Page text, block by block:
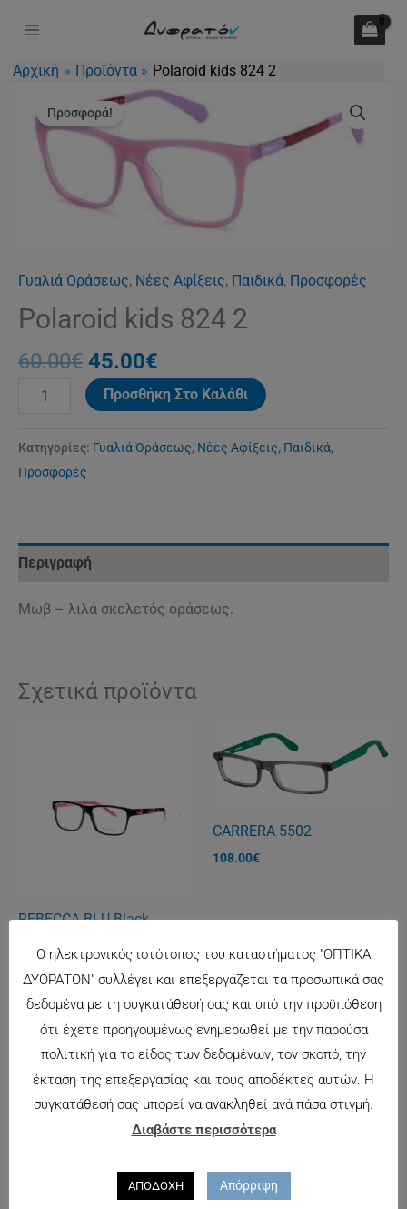
περιεχόμενο
Αρχική Προϊόντα Polaroid kids 824 2
Προσφορά!
Γυαλιά Οράσεως, Νέες Αφίξεις, Παιδικά, Προσφορές
Polaroid kids 824 2
60.00€
Original
price
was:
60.00€.
45.00€
Η
τρέχουσα
τιμή
45.00€.
kids
824
ποσότητα
Προσθήκη Στο Καλάθι
Κατηγορίες: Γυαλιά Οράσεως, Νέες Αφίξεις, Παιδικά,
Προσφορές
Περιγραφή
Μωβ – λιλά σκελετός οράσεως.
Σχετικά προϊόντα
REBECCA BLU Black
125.00€
CARRERA 5502
108.00€
POLICE 1774
Ο ηλεκτρονικός ιστότοπος του καταστήματος "ΟΠΤΙΚΑ
ΔΥΟΡΑΤΟΝ" συλλέγει και επεξεργάζεται τα προσωπικά σας
δεδομένα με τη συγκατάθεσή σας και υπό την προϋπόθεση
ότι έχετε προηγουμένως ενημερωθεί με την παρούσα
πολιτική για το είδος των δεδομένων, τον σκοπό, την
έκταση της επεξεργασίας και τους αποδέκτες αυτών. Η
συγκατάθεσή σας μπορεί να ανακληθεί ανά πάσα στιγμή.
Διαβάστε περισσότερα
ΑΠΟΔΟΧΗ Απόρριψη
2